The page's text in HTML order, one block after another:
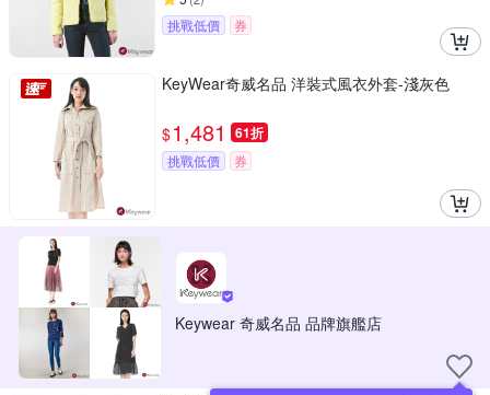
挑戰低價 券
KeyWear奇威名品 洋裝式風衣外套-淺灰色
$1,481 61折
挑戰低價 券
Keywear 奇威名品 品牌旗艦店